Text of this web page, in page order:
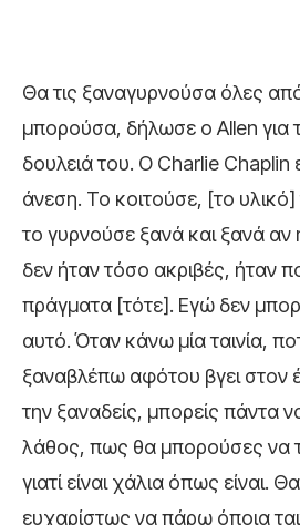
Θα τις ξαναγυρνούσα όλες
μπορούσα, δήλωσε ο Allen για
δουλειά του. Ο Charlie Chaplin
άνεση. Το κοιτούσε, [το υλικό]
το γυρνούσε ξανά και ξανά αν
δεν ήταν τόσο ακριβές, ήταν
πράγματα [τότε]. Εγώ δεν
αυτό. Όταν κάνω μία ταινία,
ξαναβλέπω αφότου βγει στον
την ξαναδείς, μπορείς πάντα
λάθος, πως θα μπορούσες να
γιατί είναι χάλια όπως είναι.
ευχαρίστως να πάρω όποια